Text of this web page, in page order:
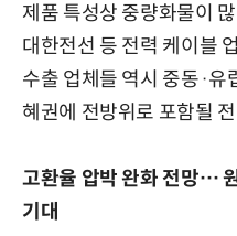
제품 특성상 중량화물이
대한전선 등 전력 케이블
수출 업체들 역시 중동·유
혜권에 전방위로 포함될
고환율 압박 완화 전망…
기대